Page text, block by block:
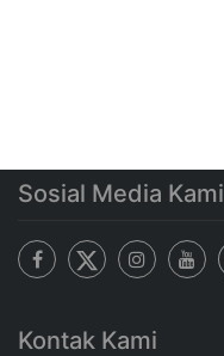
Sosial Media Kami
Kontak Kami